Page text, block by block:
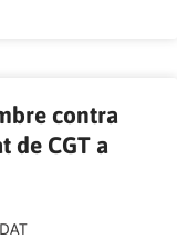
contra
de CGT a